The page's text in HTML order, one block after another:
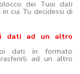
dei Tuoi dati
cui Tu decidessi di
dati ad un altro
dati in formato
ad un altro